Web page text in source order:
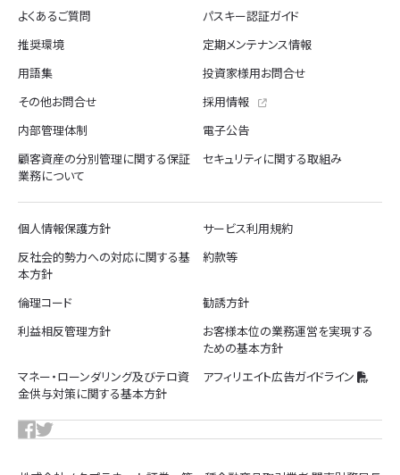
よくあるご質問
パスキー認証ガイド
推奨環境
定期メンテナンス情報
用語集
投資家様用お問合せ
その他お問合せ
採用情報
内部管理体制
電子公告
顧客資産の分別管理に関する保証
業務について
セキュリティに関する取組み
個人情報保護方針
サービス利用規約
反社会的勢力への対応に関する基
本方針
約款等
倫理コード
勧誘方針
利益相反管理方針
お客様本位の業務運営を実現する
ための基本方針
マネー・ローンダリング及びテロ資
金供与対策に関する基本方針
アフィリエイト広告ガイドライン